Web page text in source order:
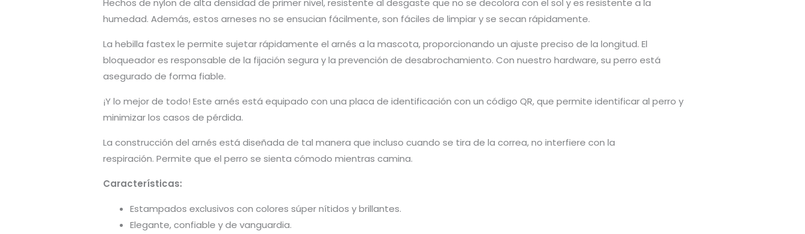
QR
cantidad
Hechos de nylon de alta densidad de primer nivel, resistente al desgaste que no se decolora con el sol y es resistente a la
humedad. Además, estos arneses no se ensucian fácilmente, son fáciles de limpiar y se secan rápidamente.
La hebilla fastex le permite sujetar rápidamente el arnés a la mascota, proporcionando un ajuste preciso de la longitud. El
bloqueador es responsable de la fijación segura y la prevención de desabrochamiento. Con nuestro hardware, su perro está
asegurado de forma fiable.
¡Y lo mejor de todo! Este arnés está equipado con una placa de identificación con un código QR, que permite identificar al perro y
minimizar los casos de pérdida.
La construcción del arnés está diseñada de tal manera que incluso cuando se tira de la correa, no interfiere con la
respiración. Permite que el perro se sienta cómodo mientras camina.
Características:
Estampados exclusivos con colores súper nítidos y brillantes.
Elegante, confiable y de vanguardia.